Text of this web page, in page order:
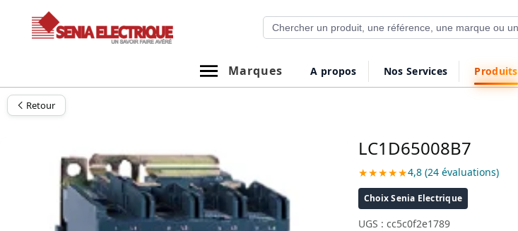
Recherche de produits
Marques
A propos Nos Services Produits
Retour
LC1D65008B7
★★★★★4,8 (24 évaluations)
Choix Senia Electrique
UGS : cc5c0f2e1789